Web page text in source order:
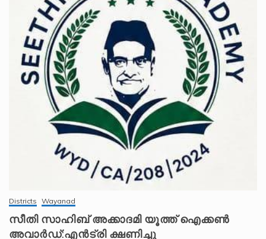
Districts Wayanad
സീതി സാഹിബ് അക്കാദമി യൂത്ത് ഐക്കൺ
അവാർഡ്:എൻട്രി ക്ഷണിച്ചു